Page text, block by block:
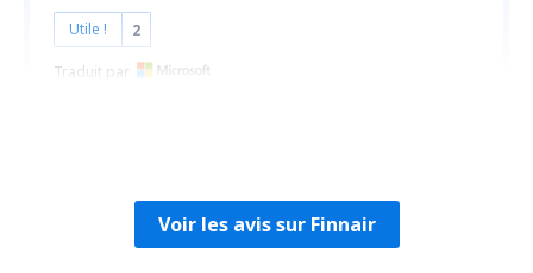
Utile ! 2
Traduit par
Voir les avis sur Finnair